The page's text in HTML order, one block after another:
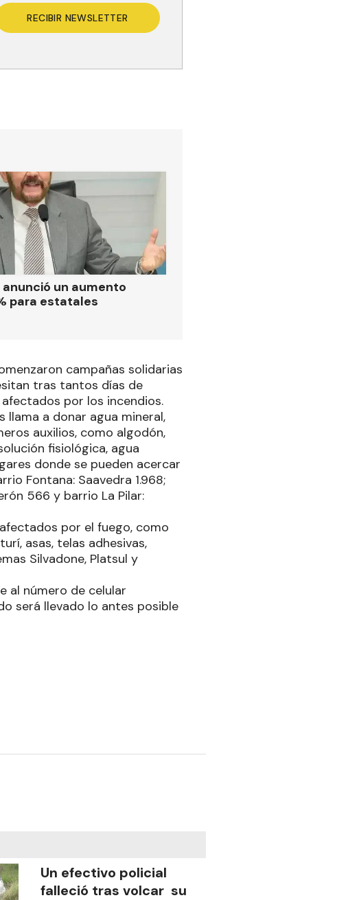
RECIBIR NEWSLETTER
anunció un aumento
para estatales
campañas solidarias
tras tantos días de
por los incendios.
llama a donar agua mineral,
auxilios, como algodón,
fisiológica, agua
donde se pueden acercar
Fontana: Saavedra 1.968;
566 y barrio La Pilar:
por el fuego, como
asas, telas adhesivas,
Silvadone, Platsul y
al número de celular
será llevado lo antes posible
Un efectivo policial
falleció tras volcar su